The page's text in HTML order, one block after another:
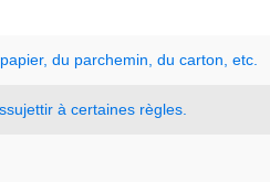
papier, du parchemin du carton etc.
à certaines règles.